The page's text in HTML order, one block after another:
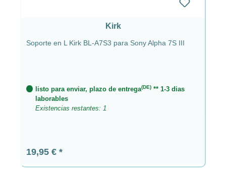
Kirk
Soporte en L Kirk BL-A7S3 para Sony Alpha 7S III
listo para enviar, plazo de entrega(DE)** 1-3 dias
laborables
Existencias restantes: 1
Precio normal:
19,95 €